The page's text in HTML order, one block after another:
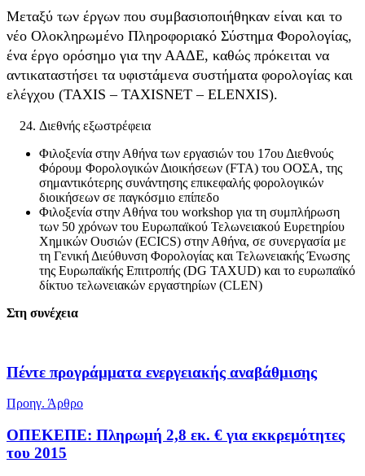
Μεταξύ των έργων που συμβασιοποιήθηκαν είναι και το
νέο Ολοκληρωμένο Πληροφοριακό Σύστημα Φορολογίας,
ένα έργο ορόσημο για την ΑΑΔΕ, καθώς πρόκειται να
αντικαταστήσει τα υφιστάμενα συστήματα φορολογίας και
ελέγχου (TAXIS – TAXISNET – ELENXIS).
Διεθνής εξωστρέφεια
Φιλοξενία στην Αθήνα των εργασιών του 17ου Διεθνούς
Φόρουμ Φορολογικών Διοικήσεων (FTA) του ΟΟΣΑ, της
σημαντικότερης συνάντησης επικεφαλής φορολογικών
διοικήσεων σε παγκόσμιο επίπεδο
Φιλοξενία στην Αθήνα του workshop για τη συμπλήρωση
των 50 χρόνων του Ευρωπαϊκού Τελωνειακού Ευρετηρίου
Χημικών Ουσιών (ECICS) στην Αθήνα, σε συνεργασία με
τη Γενική Διεύθυνση Φορολογίας και Τελωνειακής Ένωσης
της Ευρωπαϊκής Επιτροπής (DG TAXUD) και το ευρωπαϊκό
δίκτυο τελωνειακών εργαστηρίων (CLEN)
Στη συνέχεια
Πέντε προγράμματα ενεργειακής αναβάθμισης
Προηγ. Άρθρο
ΟΠΕΚΕΠΕ: Πληρωμή 2,8 εκ. € για εκκρεμότητες
του 2015